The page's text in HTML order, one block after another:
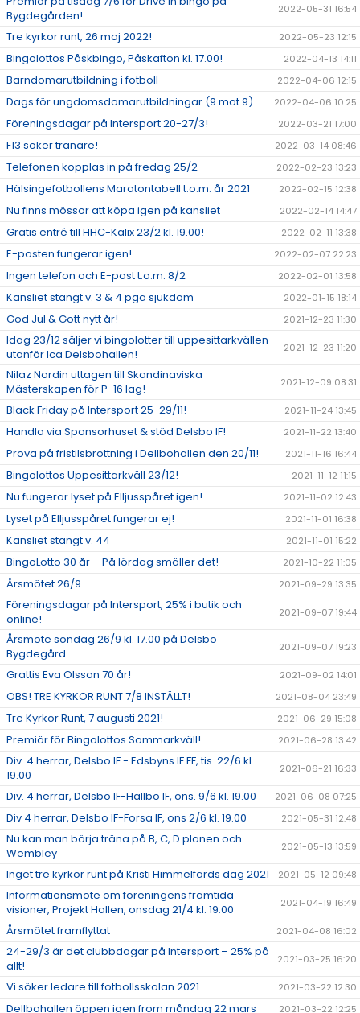
Bygdegården!
2022-05-31 16:54
Tre kyrkor runt, 26 maj 2022! 2022-05-23 12:15
Bingolottos Påskbingo, Påskafton kl. 17.00! 2022-04-13 14:11
Barndomarutbildning i fotboll 2022-04-06 12:15
Dags för ungdomsdomarutbildningar (9 mot 9) 2022-04-06 10:25
Föreningsdagar på Intersport 20-27/3! 2022-03-21 17:00
F13 söker tränare! 2022-03-14 08:46
Telefonen kopplas in på fredag 25/2 2022-02-23 13:23
Hälsingefotbollens Maratontabell t.o.m. år 2021 2022-02-15 12:38
Nu finns mössor att köpa igen på kansliet 2022-02-14 14:47
Gratis entré till HHC-Kalix 23/2 kl. 19.00! 2022-02-11 13:38
E-posten fungerar igen! 2022-02-07 22:23
Ingen telefon och E-post t.o.m. 8/2 2022-02-01 13:58
Kansliet stängt v. 3 & 4 pga sjukdom 2022-01-15 18:14
God Jul & Gott nytt år! 2021-12-23 11:30
Idag 23/12 säljer vi bingolotter till uppesittarkvällen
utanför Ica Delsbohallen!
2021-12-23 11:20
Nilaz Nordin uttagen till Skandinaviska
Mästerskapen för P-16 lag!
2021-12-09 08:31
Black Friday på Intersport 25-29/11! 2021-11-24 13:45
Handla via Sponsorhuset & stöd Delsbo IF! 2021-11-22 13:40
Prova på fristilsbrottning i Dellbohallen den 20/11! 2021-11-16 16:44
Bingolottos Uppesittarkväll 23/12! 2021-11-12 11:15
Nu fungerar lyset på Elljusspåret igen! 2021-11-02 12:43
Lyset på Elljusspåret fungerar ej! 2021-11-01 16:38
Kansliet stängt v. 44 2021-11-01 15:22
BingoLotto 30 år – På lördag smäller det! 2021-10-22 11:05
Årsmötet 26/9 2021-09-29 13:35
Föreningsdagar på Intersport, 25% i butik och
online!
2021-09-07 19:44
Årsmöte söndag 26/9 kl. 17.00 på Delsbo
Bygdegård
2021-09-07 19:23
Grattis Eva Olsson 70 år! 2021-09-02 14:01
OBS! TRE KYRKOR RUNT 7/8 INSTÄLLT! 2021-08-04 23:49
Tre Kyrkor Runt, 7 augusti 2021! 2021-06-29 15:08
Premiär för Bingolottos Sommarkväll! 2021-06-28 13:42
Div. 4 herrar, Delsbo IF - Edsbyns IF FF, tis. 22/6 kl.
19.00
2021-06-21 16:33
Div. 4 herrar, Delsbo IF-Hällbo IF, ons. 9/6 kl. 19.00 2021-06-08 07:25
Div 4 herrar, Delsbo IF-Forsa IF, ons 2/6 kl. 19.00 2021-05-31 12:48
Nu kan man börja träna på B, C, D planen och
Wembley
2021-05-13 13:59
Inget tre kyrkor runt på Kristi Himmelfärds dag 2021 2021-05-12 09:48
Informationsmöte om föreningens framtida
visioner, Projekt Hallen, onsdag 21/4 kl. 19.00
2021-04-19 16:49
Årsmötet framflyttat 2021-04-08 16:02
24-29/3 är det clubbdagar på Intersport – 25% på
allt!
2021-03-25 16:20
Vi söker ledare till fotbollsskolan 2021 2021-03-22 12:30
Dellbohallen öppen igen from måndag 22 mars 2021-03-22 12:25